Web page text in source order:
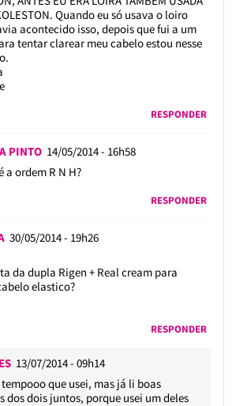
Quando eu só usava o loiro
acontecido isso, depois que fui a um
tentar clarear meu cabelo estou nesse
RESPONDER
PINTO 14/05/2014 - 16h58
a ordem R N H?
RESPONDER
30/05/2014 - 19h26
da dupla Rigen + Real cream para
elastico?
RESPONDER
13/07/2014 - 09h14
que usei, mas já li boas
dos dois juntos, porque usei um deles